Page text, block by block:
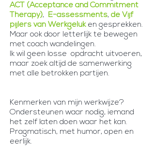
ACT (Acceptance and Commitment
Therapy), E-assessments, de Vijf
pijlers van Werkgeluk en gesprekken.
Maar ook door letterlijk te bewegen
met coach wandelingen.
Ik wil geen losse opdracht uitvoeren,
maar zoek altijd de samenwerking
met alle betrokken partijen.
Kenmerken van mijn werkwijze?
Ondersteunen waar nodig, iemand
het zelf laten doen waar het kan.
Pragmatisch, met humor, open en
eerlijk.